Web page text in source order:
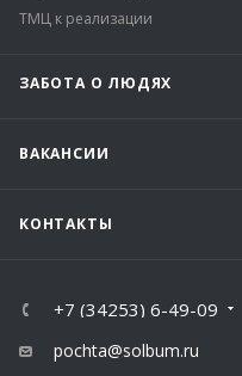
ТМЦ к реализации
ЗАБОТА О ЛЮДЯХ
ВАКАНСИИ
КОНТАКТЫ
+7 (34253) 6-49-09
pochta@solbum.ru